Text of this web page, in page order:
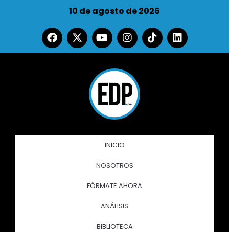
10 de agosto de 2026
INICIO
NOSOTROS
FÓRMATE AHORA
ANÁLISIS
BIBLIOTECA